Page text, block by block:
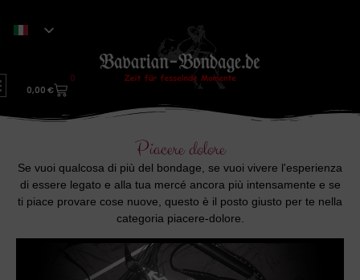
0,00 €
0
Piacere dolore
Se vuoi qualcosa di più del bondage, se vuoi vivere l'esperienza
di essere legato e alla tua mercé ancora più intensamente e se
ti piace provare cose nuove, questo è il posto giusto per te nella
categoria piacere-dolore.